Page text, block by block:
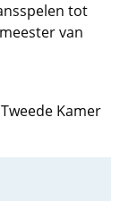
tot
van
Kamer